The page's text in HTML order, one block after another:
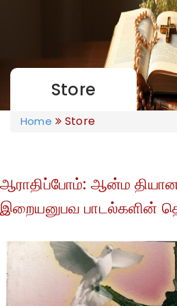
Store
Home Store
ஆராதிப்போம்: ஆன்ம
இறையனுபவ பாடல்களின்